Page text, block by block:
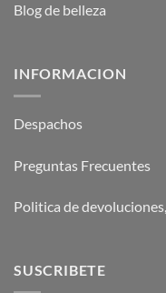
Blog de belleza
INFORMACION
Despachos
Preguntas Frecuentes
Politica de
SUSCRIBETE